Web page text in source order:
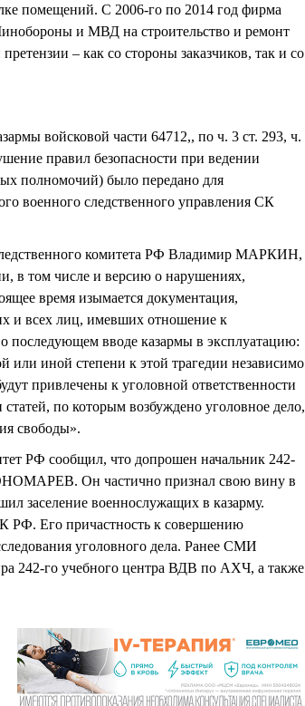
помещений. С 2006-го по 2014 год фирма
и МВД на строительство и ремонт
– как со стороны заказчиков, так и со
войсковой части 64712,, по ч. 3 ст. 293, ч.
правил безопасности при ведении
полномочий) было передано для
военного следственного управления СК
комитета РФ Владимир МАРКИН,
в том числе и версию о нарушениях,
время изымается документация,
и всех лиц, имевших отношение к
последующем вводе казармы в эксплуатацию:
или иной степени к этой трагедии независимо
привлечены к уголовной ответственности
по которым возбуждено уголовное дело,
свободы».
РФ сообщил, что допрошен начальник 242-
Он частично признал свою вину в
заселение военнослужащих в казарму.
Его причастность к совершению
уголовного дела. Ранее СМИ
242-го учебного центра ВДВ по АХЧ, а также